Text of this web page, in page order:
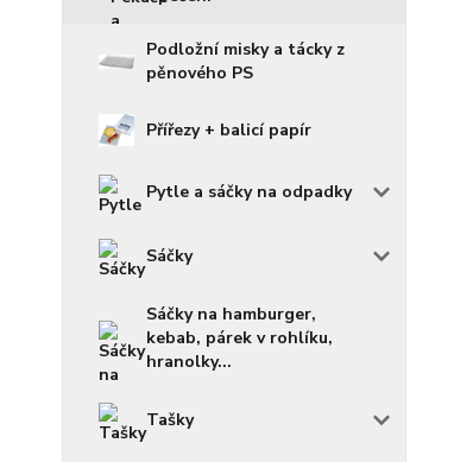
Podložní misky a tácky z
pěnového PS
Přířezy + balicí papír
Pytle a sáčky na odpadky
Sáčky
Sáčky na hamburger,
kebab, párek v rohlíku,
hranolky...
Tašky